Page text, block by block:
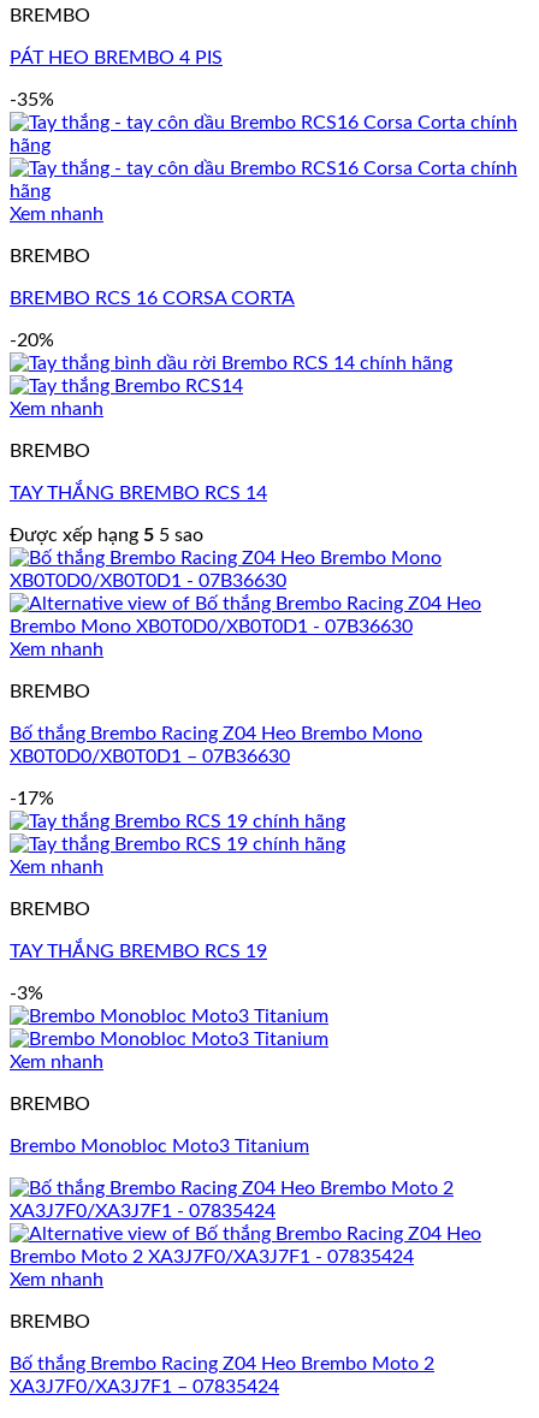
BREMBO
PÁT HEO BREMBO 4 PIS
-35%
Xem nhanh
BREMBO
BREMBO RCS 16 CORSA CORTA
-20%
Xem nhanh
BREMBO
TAY THẮNG BREMBO RCS 14
Được xếp hạng 5 5 sao
Xem nhanh
BREMBO
Bố thắng Brembo Racing Z04 Heo Brembo Mono
XB0T0D0/XB0T0D1 – 07B36630
-17%
Xem nhanh
BREMBO
TAY THẮNG BREMBO RCS 19
-3%
Xem nhanh
BREMBO
Brembo Monobloc Moto3 Titanium
Xem nhanh
BREMBO
Bố thắng Brembo Racing Z04 Heo Brembo Moto 2
XA3J7F0/XA3J7F1 – 07835424